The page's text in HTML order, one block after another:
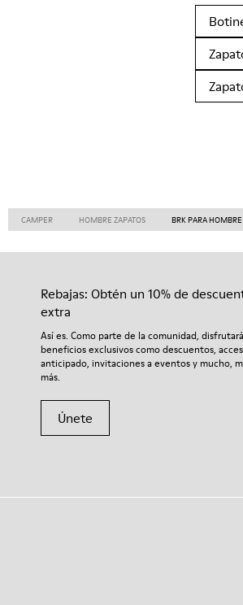
CAMPER HOMBRE ZAPATOS BRK PARA HOMBRE
Rebajas: Obtén un 10% de
extra
Así es. Como parte de la comunidad,
beneficios exclusivos como descuentos,
anticipado, invitaciones a eventos y mucho,
más.
Únete